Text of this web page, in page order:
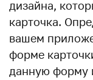
дизайна,
карточка.
вашем
форме
данную форму